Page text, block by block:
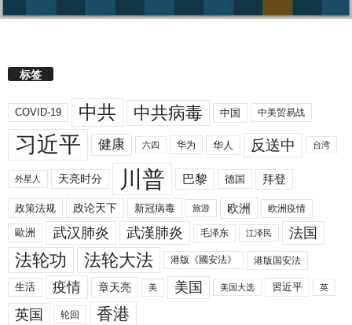
标签
COVID-19 中共 中共病毒 中国 中美贸易战
习近平 健康 六四 华为 华人 反送中 台湾
外星人 天亮时分 川普 巴黎 德国 拜登
政策法规 政论天下 新冠病毒 旅游 欧洲 欧洲疫情
歐洲 武汉肺炎 武漢肺炎 毛泽东 江泽民 法国
法轮功 法轮大法 港版《國安法》 港版国安法
生活 疫情 章天亮 美 美国 美国大选 習近平 英
英国 轮回 香港